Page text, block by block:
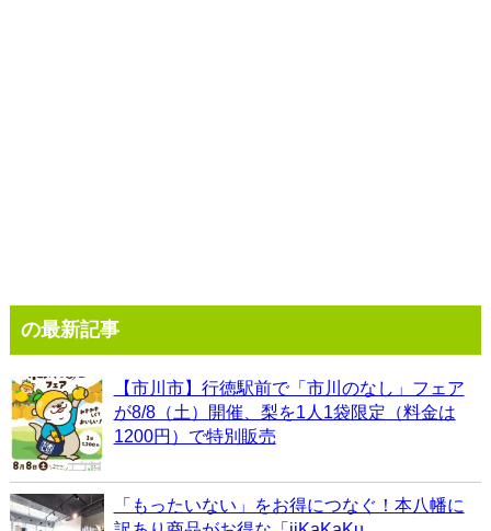
の最新記事
【市川市】行徳駅前で「市川のなし」フェア
が8/8（土）開催、梨を1人1袋限定（料金は
1200円）で特別販売
「もったいない」をお得につなぐ！本八幡に